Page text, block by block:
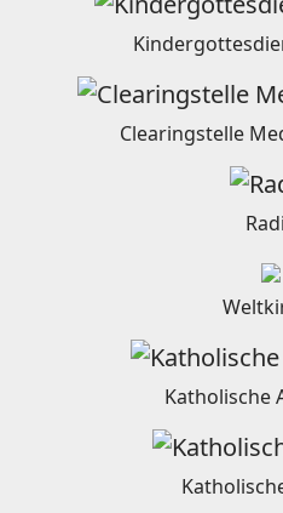
Clearingstelle
Katholische